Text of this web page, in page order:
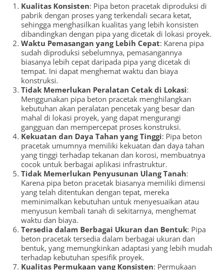
Kualitas Konsisten: Pipa beton pracetak diproduksi di
pabrik dengan proses yang terkendali secara ketat,
sehingga menghasilkan kualitas yang lebih konsisten
dibandingkan dengan pipa yang dicetak di lokasi proyek.
Waktu Pemasangan yang Lebih Cepat: Karena pipa
sudah diproduksi sebelumnya, pemasangannya
biasanya lebih cepat daripada pipa yang dicetak di
tempat. Ini dapat menghemat waktu dan biaya
konstruksi.
Tidak Memerlukan Peralatan Cetak di Lokasi:
Menggunakan pipa beton pracetak menghilangkan
kebutuhan akan peralatan pencetak yang besar dan
mahal di lokasi proyek, yang dapat mengurangi
gangguan dan mempercepat proses konstruksi.
Kekuatan dan Daya Tahan yang Tinggi: Pipa beton
pracetak umumnya memiliki kekuatan dan daya tahan
yang tinggi terhadap tekanan dan korosi, membuatnya
cocok untuk berbagai aplikasi infrastruktur.
Tidak Memerlukan Penyusunan Ulang Tanah:
Karena pipa beton pracetak biasanya memiliki dimensi
yang telah ditentukan dengan tepat, mereka
meminimalkan kebutuhan untuk menyesuaikan atau
menyusun kembali tanah di sekitarnya, menghemat
waktu dan biaya.
Tersedia dalam Berbagai Ukuran dan Bentuk: Pipa
beton pracetak tersedia dalam berbagai ukuran dan
bentuk, yang memungkinkan adaptasi yang lebih mudah
terhadap kebutuhan spesifik proyek.
Kualitas Permukaan yang Konsisten: Permukaan